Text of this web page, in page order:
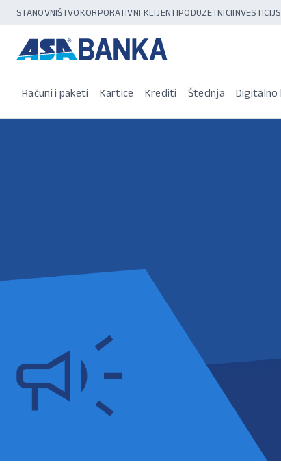
STANOVNIŠTVOKORPORATIVNI KLIJENTIPODUZETNICI
Računi i paketi Kartice Krediti Štednja